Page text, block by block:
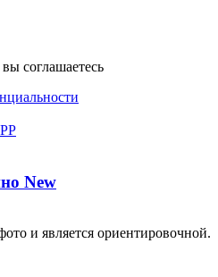
соглашаетесь
New
и является ориентировочной.